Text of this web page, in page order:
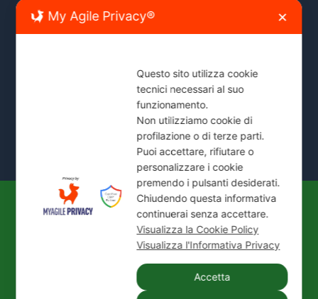
Mostra Tutte le Zone Servite →
© 2026
IDEAL JET S.N.C. DI PREZIOSO
| P. IVA / C.F.: 02066180965 |
REA: MI-1339524 | Via Pisa 200/28 - 20099 Sesto
San Giovanni (MI)
+39 02 24416880| PEC: idealjetsnc@legalmail.it
My Agile Privacy® ✕
Questo sito utilizza cookie
tecnici necessari al suo
funzionamento.
Non utilizziamo cookie di
profilazione o di terze parti.
Puoi accettare, rifiutare o
personalizzare i cookie
premendo i pulsanti desiderati.
Chiudendo questa informativa
continuerai senza accettare.
Visualizza la Cookie Policy
Visualizza l'Informativa Privacy
Accetta